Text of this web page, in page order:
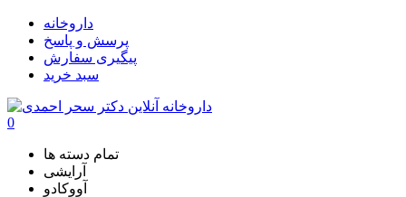
داروخانه
پرسش و پاسخ
پیگیری سفارش
سبد خرید
0
تمام دسته ها
آرایشی
آووکادو